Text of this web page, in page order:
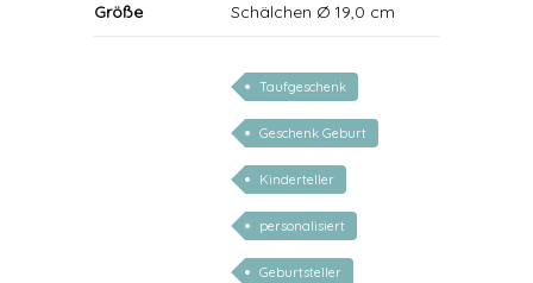
Größe Schälchen Ø 19,0 cm
Taufgeschenk
Geschenk Geburt
Kinderteller
personalisiert
Geburtsteller